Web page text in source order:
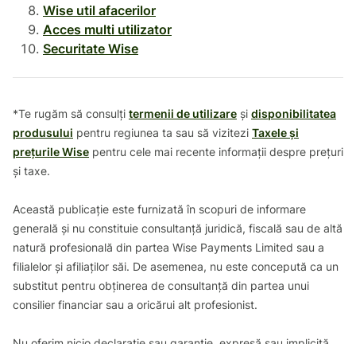
Wise util afacerilor
Acces multi utilizator
Securitate Wise
*Te rugăm să consulți termenii de utilizare și disponibilitatea
produsului pentru regiunea ta sau să vizitezi Taxele și
prețurile Wise pentru cele mai recente informații despre prețuri
și taxe.
Această publicație este furnizată în scopuri de informare
generală și nu constituie consultanță juridică, fiscală sau de altă
natură profesională din partea Wise Payments Limited sau a
filialelor și afiliaților săi. De asemenea, nu este concepută ca un
substitut pentru obținerea de consultanță din partea unui
consilier financiar sau a oricărui alt profesionist.